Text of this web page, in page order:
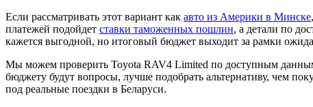
Если рассматривать этот вариант как авто из Америки в Минске
платежей подойдет ставки таможенных пошлин, а детали по
кажется выгодной, но итоговый бюджет выходит за рамки
Мы можем проверить Toyota RAV4 Limited по доступным
бюджету будут вопросы, лучше подобрать альтернативу, чем
под реальные поездки в Беларуси.